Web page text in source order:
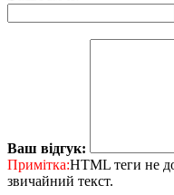
Ваш відгук:
Примітка:HTML теги не
звичайний текст.